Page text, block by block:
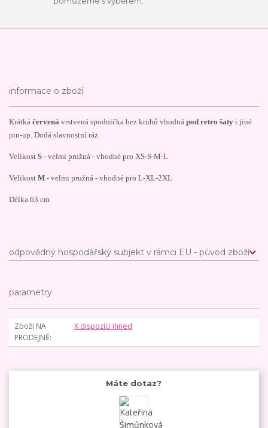
informace o zboží
Krátká červená vrstvená spodnička bez kruhů vhodná pod retro šaty i jiné
pin-up. Dodá slavnostní ráz.
Velikost S - velmi pružná - vhodné pro XS-S-M-L
Velikost M - velmi pružná - vhodné pro L-XL-2XL
Délka 63 cm
odpovědný hospodářský subjekt v rámci EU - původ zboží
parametry
Zboží NA
PRODEJNĚ
K dispozici ihned
Máte dotaz?